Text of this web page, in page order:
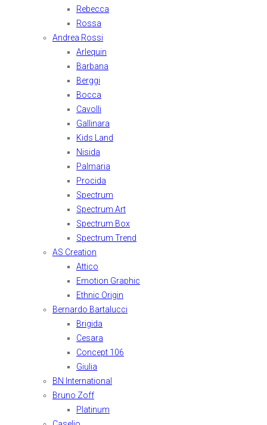
Rebecca
Rossa
Andrea Rossi
Arlequin
Barbana
Berggi
Bocca
Cavolli
Gallinara
Kids Land
Nisida
Palmaria
Procida
Spectrum
Spectrum Art
Spectrum Box
Spectrum Trend
AS Creation
Attico
Emotion Graphic
Ethnic Origin
Bernardo Bartalucci
Brigida
Cesara
Concept 106
Giulia
BN International
Bruno Zoff
Platinum